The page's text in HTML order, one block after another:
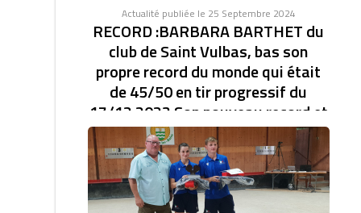
Actualité publiée le 25 Septembre 2024
RECORD :BARBARA BARTHET du
club de Saint Vulbas, bas son
propre record du monde qui était
de 45/50 en tir progressif du
17/12 2023 Son nouveau record et
de 46/47.établi à la coupe d'Europe
des clubs féminin.
RECORD DU MONDE EN TIR PROGRESSIF AVEC
46/47. BARBARA BARTHET du club de Saint Vulbas,
bas son...